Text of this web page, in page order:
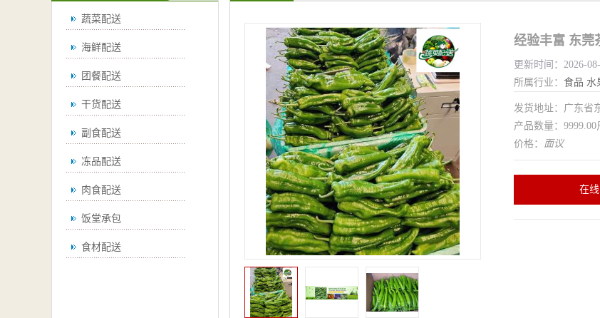
蔬菜配送
海鲜配送
团餐配送
干货配送
副食配送
冻品配送
肉食配送
饭堂承包
食材配送
经验丰富 东莞
更新时间：2026-
所属行业： 食品 水
发货地址：广东省
产品数量：9999.00
价格： 面议
在